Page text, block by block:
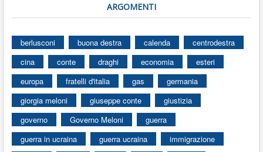
ARGOMENTI
berlusconi buona destra calenda
centrodestra
cina
conte draghi economia
esteri
europa
fratelli d'italia gas
germania
giorgia meloni
giuseppe conte
giustizia
governo
Governo Meloni
guerra
guerra in ucraina
guerra ucraina
immigrazione